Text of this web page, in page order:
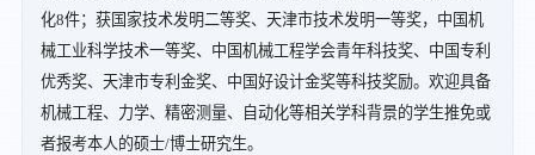
化8件；获国家技术发明二等奖、天津市技术发明一等奖，中国机
械工业科学技术一等奖、中国机械工程学会青年科技奖、中国专利
优秀奖、天津市专利金奖、中国好设计金奖等科技奖励。欢迎具备
机械工程、力学、精密测量、自动化等相关学科背景的学生推免或
者报考本人的硕士/博士研究生。